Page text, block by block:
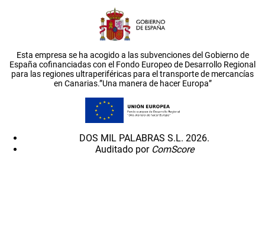
Esta empresa se ha acogido a las subvenciones del Gobierno de
España cofinanciadas con el Fondo Europeo de Desarrollo Regional
para las regiones ultraperiféricas para el transporte de mercancías
en Canarias.”Una manera de hacer Europa”
DOS MIL PALABRAS S.L. 2026.
Auditado por ComScore